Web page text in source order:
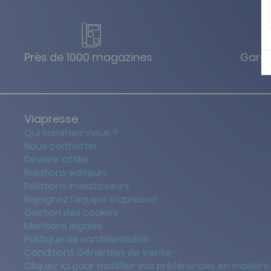
Près de 1000 magazines
Viapresse
Qui sommes-nous ?
Nous contacter
Devenir affilié
Relations éditeurs
Relations investisseurs
Rejoignez l'équipe Viapresse!
Gestion des cookies
Mentions légales
Politique de confidentialité
Conditions Générales de Vente
Cliquez ici pour modifier vos préférences en